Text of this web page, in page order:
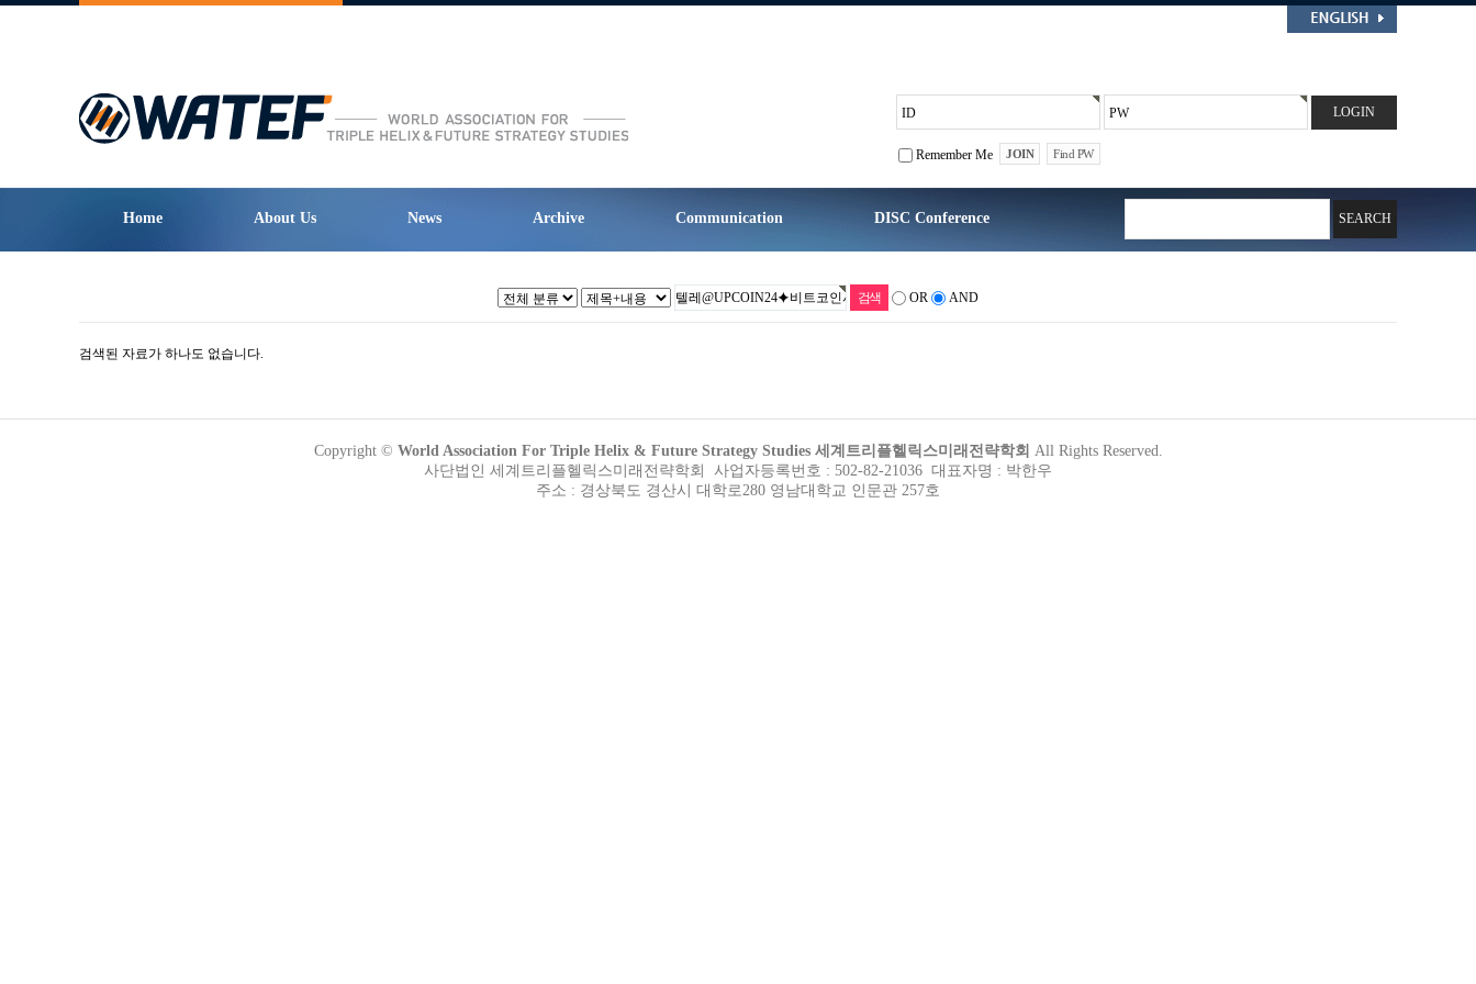
ID PW
Remember Me JOIN Find PW
Home About Us News Archive Communication DISC Conference
OR AND
검색된 자료가 하나도 없습니다.
Copyright © World Association For Triple Helix & Future Strategy Studies 세계트리플헬릭스미래전략학회 All Rights Reserved.
사단법인 세계트리플헬릭스미래전략학회 사업자등록번호 : 502-82-21036 대표자명 : 박한우
주소 : 경상북도 경산시 대학로280 영남대학교 인문관 257호